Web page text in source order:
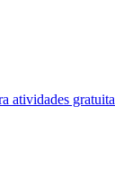
atividades